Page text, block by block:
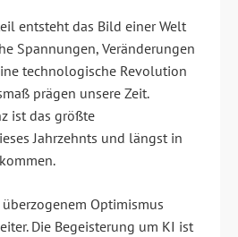
entsteht das Bild einer Welt
Spannungen, Veränderungen
technologische Revolution
prägen unsere Zeit.
ist das größte
Jahrzehnts und längst in
Optimismus
Die Begeisterung um KI ist